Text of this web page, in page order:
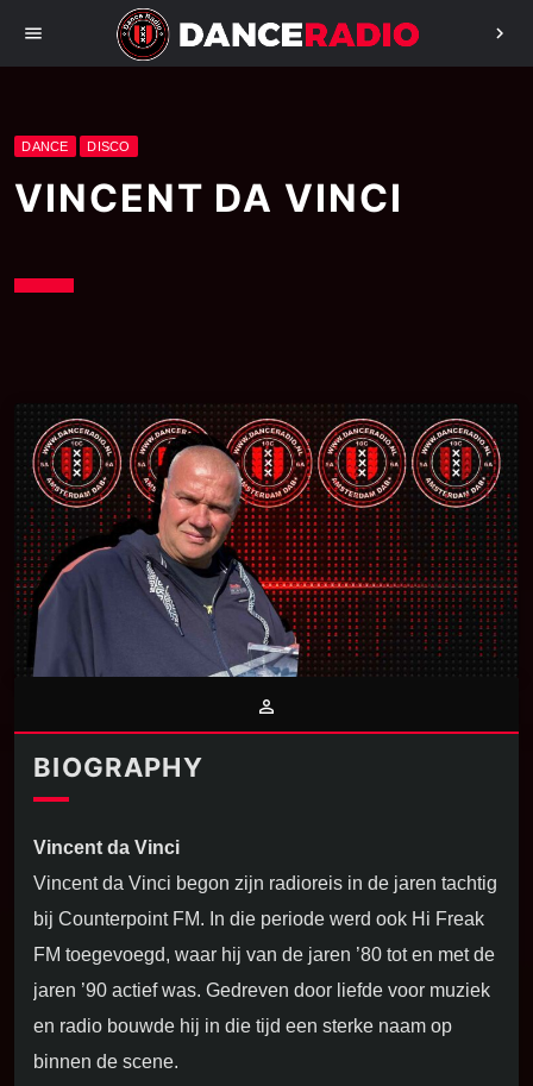
menu chevron_right
DANCE DISCO
VINCENT DA VINCI
person_outline
BIOGRAPHY
Vincent da Vinci
Vincent da Vinci begon zijn radioreis in de jaren tachtig
bij Counterpoint FM. In die periode werd ook Hi Freak
FM toegevoegd, waar hij van de jaren ’80 tot en met de
jaren ’90 actief was. Gedreven door liefde voor muziek
en radio bouwde hij in die tijd een sterke naam op
binnen de scene.